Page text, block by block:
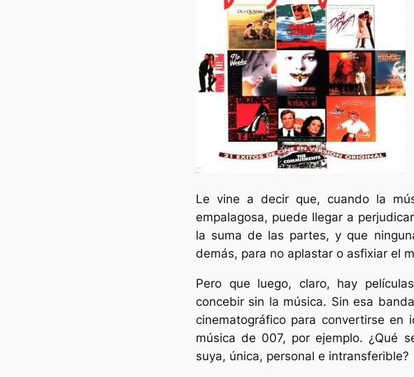
Le vine a decir que, cuando la
empalagosa, puede llegar a
la suma de las partes, y que
demás, para no aplastar o asfixiar el
Pero que luego, claro, hay
concebir sin la música. Sin esa
cinematográfico para convertirse en
música de 007, por ejemplo. ¿Qué
suya, única, personal e intransferible?